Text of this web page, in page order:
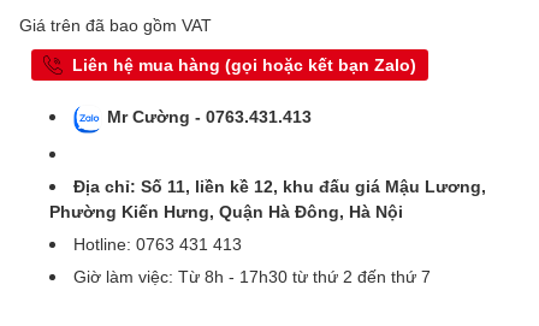
Giá trên đã bao gồm VAT
Liên hệ mua hàng (gọi hoặc kết bạn Zalo)
Mr Cường - 0763.431.413
Địa chỉ: Số 11, liền kề 12, khu đấu giá Mậu Lương,
Phường Kiến Hưng, Quận Hà Đông, Hà Nội
Hotline: 0763 431 413
Giờ làm việc: Từ 8h - 17h30 từ thứ 2 đến thứ 7